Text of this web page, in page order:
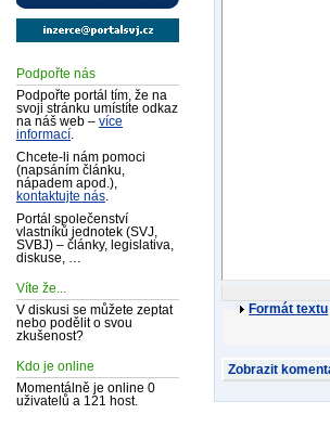
Podpořte nás
Podpořte portál tím, že na
svoji stránku umístíte odkaz
na náš web – více
informací
Chcete-li nám pomoci
(napsáním článku,
nápadem apod.),
kontaktujte nás
Portál společenství
vlastníků jednotek (SVJ,
SVBJ) – články, legislativa,
diskuse, …
Víte že...
V diskusi se můžete zeptat
nebo podělit o svou
zkušenost?
Kdo je online
Momentálně je online 0
uživatelů a 121 host.
Formát textu